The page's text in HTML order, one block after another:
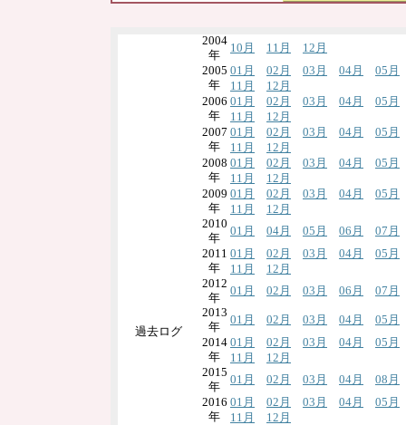
過去ログ
2004
年
10月 11月
12月
2005
年
01月 02月 03月 04月
05月
11月
12月
2006
年
01月 02月 03月 04月
05月
11月
12月
2007
年
01月 02月 03月 04月
05月
11月
12月
2008
年
01月 02月 03月 04月
05月
11月
12月
2009
年
01月 02月 03月 04月
05月
11月
12月
2010
年
01月 04月 05月 06月
07月
2011
年
01月 02月 03月 04月
05月
11月
12月
2012
年
01月 02月 03月 06月
07月
2013
年
01月 02月 03月 04月
05月
2014
年
01月 02月 03月 04月
05月
11月
12月
2015
年
01月 02月 03月 04月
08月
2016
年
01月 02月 03月 04月
05月
11月
12月